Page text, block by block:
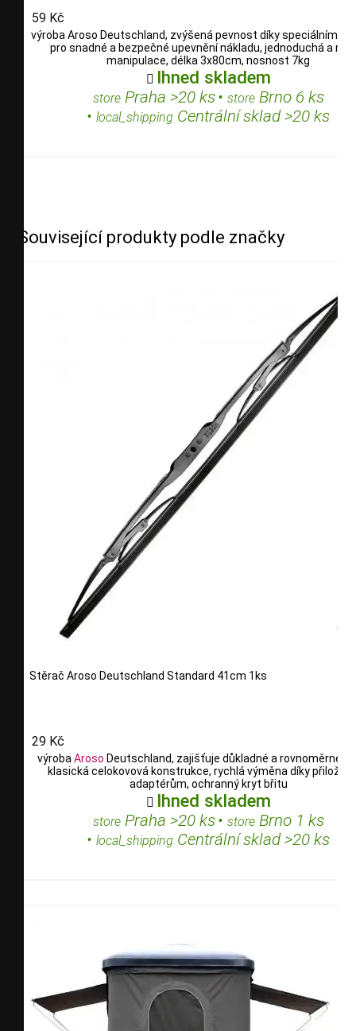
59 Kč
výroba Aroso Deutschland, zvýšená pevnost díky speciálním
pro snadné a bezpečné upevnění nákladu, jednoduchá a
manipulace, délka 3x80cm, nosnost 7kg
 Ihned skladem
storePraha >20 ks• storeBrno 6 ks
• local_shipping Centrální sklad >20 ks
Související produkty podle značky
Stěrač Aroso Deutschland Standard 41cm 1ks
29 Kč
výrobaAroso Deutschland, zajišťuje důkladné a rovnoměrné
klasická celokovová konstrukce, rychlá výměna díky
adaptérům, ochranný kryt břitu
 Ihned skladem
storePraha >20 ks• storeBrno 1 ks
• local_shipping Centrální sklad >20 ks